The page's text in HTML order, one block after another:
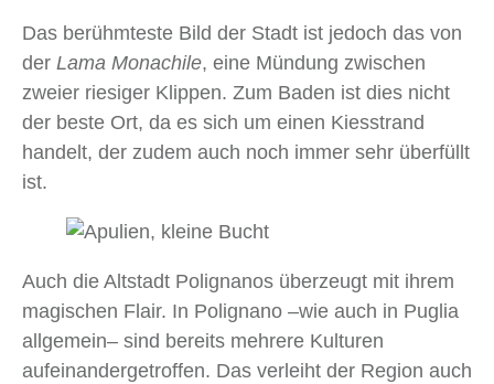
Das berühmteste Bild der Stadt ist jedoch das von
der Lama Monachile, eine Mündung zwischen
zweier riesiger Klippen. Zum Baden ist dies nicht
der beste Ort, da es sich um einen Kiesstrand
handelt, der zudem auch noch immer sehr überfüllt
ist.
Auch die Altstadt Polignanos überzeugt mit ihrem
magischen Flair. In Polignano –wie auch in Puglia
allgemein– sind bereits mehrere Kulturen
aufeinandergetroffen. Das verleiht der Region auch